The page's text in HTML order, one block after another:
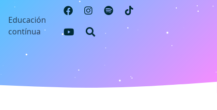
Educación
contínua